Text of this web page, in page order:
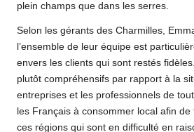
plein champs que dans les serres.
Selon les gérants des Charmilles,
l’ensemble de leur équipe est
envers les clients qui sont restés
plutôt compréhensifs par rapport à la
entreprises et les professionnels de
les Français à consommer local afin de
ces régions qui sont en difficulté en